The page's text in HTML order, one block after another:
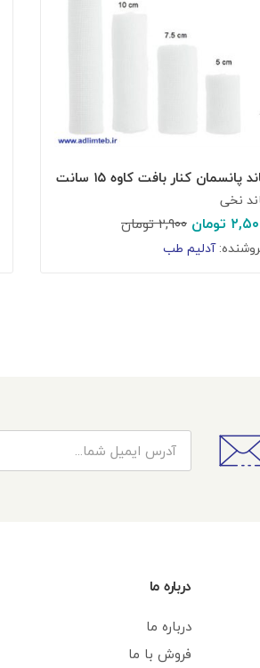
پانسمان کنار بافت کاوه ۱۵ سانت
نخی
تومان ۲,۹۰۰تومان
آدلیم طب
درباره ما
درباره ما
فروش با ما